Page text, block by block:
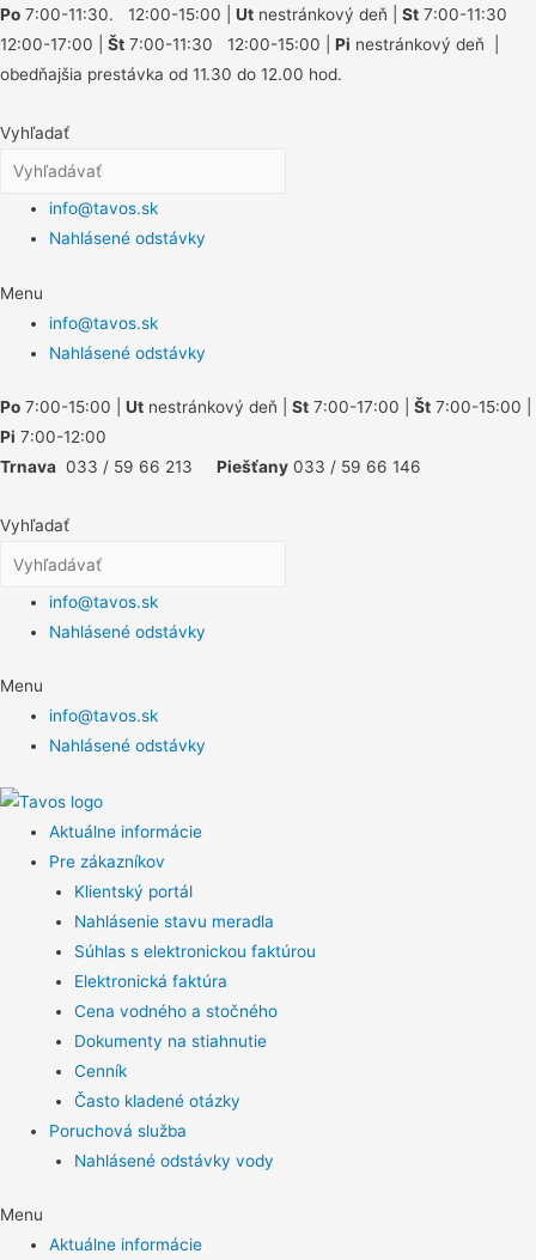
Po 7:00-11:30. 12:00-15:00 | Ut nestránkový deň | St 7:00-11:30
12:00-17:00 | Št 7:00-11:30 12:00-15:00 | Pi nestránkový deň |
obedňajšia prestávka od 11.30 do 12.00 hod.
Vyhľadať
info@tavos.sk
Nahlásené odstávky
Menu
info@tavos.sk
Nahlásené odstávky
Po 7:00-15:00 | Ut nestránkový deň | St 7:00-17:00 | Št 7:00-15:00 |
Pi 7:00-12:00
Trnava 033 / 59 66 213 Piešťany 033 / 59 66 146
Vyhľadať
info@tavos.sk
Nahlásené odstávky
Menu
info@tavos.sk
Nahlásené odstávky
Aktuálne informácie
Pre zákazníkov
Klientský portál
Nahlásenie stavu meradla
Súhlas s elektronickou faktúrou
Elektronická faktúra
Cena vodného a stočného
Dokumenty na stiahnutie
Cenník
Často kladené otázky
Poruchová služba
Nahlásené odstávky vody
Menu
Aktuálne informácie